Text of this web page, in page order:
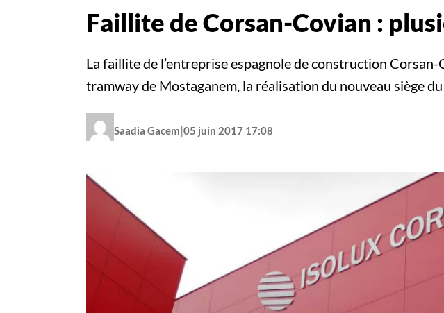
Faillite de Corsan-Covian :
La faillite de l’entreprise espagnole de construction
tramway de Mostaganem, la réalisation du nouveau siège
Saadia Gacem|05 juin 2017 17:08